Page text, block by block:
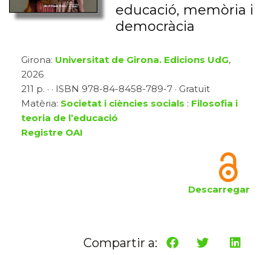
educació, memòria i
democràcia
Girona: Universitat de Girona. Edicions UdG,
2026
211 p. · · ISBN 978-84-8458-789-7 · Gratuït
Matèria: Societat i ciències socials : Filosofia i
teoria de l’educació
Registre OAI
Descarregar
Compartir a: